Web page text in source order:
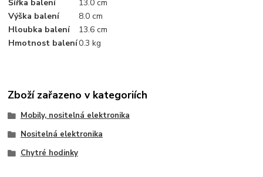
Šířka balení
13.0 cm
Výška balení
8.0 cm
Hloubka balení
13.6 cm
Hmotnost balení0.3 kg
Zboží zařazeno v kategoriích
Mobily, nositelná elektronika
Nositelná elektronika
Chytré hodinky